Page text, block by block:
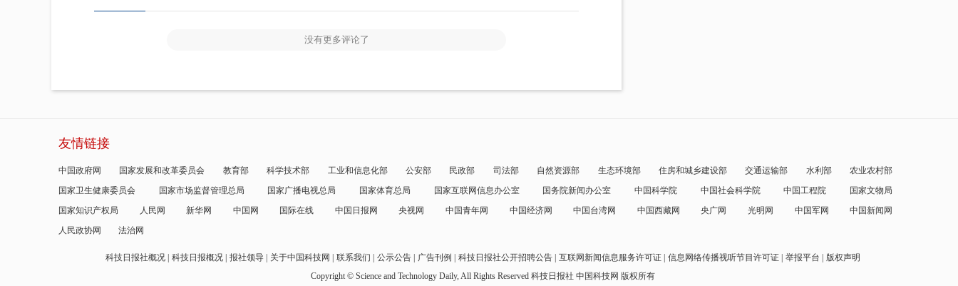
没有更多评论了
友情链接
中国政府网 国家发展和改革委员会 教育部 科学技术部 工业和信息化部 公安部 民政部 司法部 自然资源部 生态环境部 住房和城乡建设部 交通运输部 水利部
农业农村部
国家卫生健康委员会
国家市场监督管理总局 国家广播电视总局 国家体育总局 国家互联网信息办公室 国务院新闻办公室 中国科学院 中国社会科学院 中国工程院
国家文物局
国家知识产权局
人民网 新华网 中国网 国际在线 中国日报网 央视网 中国青年网 中国经济网 中国台湾网 中国西藏网 央广网 光明网 中国军网
中国新闻网
人民政协网
法治网
科技日报社概况 科技日报概况 报社领导 关于中国科技网 联系我们 公示公告 广告刊例 科技日报社公开招聘公告 互联网新闻信息服务许可证 信息网络传播视听节目许可证 举报平台
版权声明
Copyright © Science and Technology Daily, All Rights Reserved 科技日报社 中国科技网 版权所有